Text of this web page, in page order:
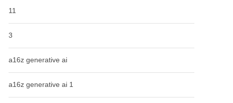
11
3
a16z generative ai
a16z generative ai 1